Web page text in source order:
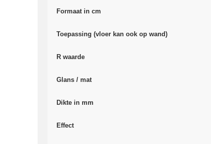
Formaat in cm
Toepassing (vloer kan ook op wand)
R waarde
Glans / mat
Dikte in mm
Effect